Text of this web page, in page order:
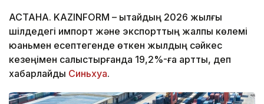
АСТАНА. KAZINFORM – Қытайдың 2026 жылғы
шілдедегі импорт және экспорттың жалпы көлемі
юаньмен есептегенде өткен жылдың сәйкес
кезеңімен салыстырғанда 19,2%-ға артты, деп
хабарлайды Синьхуа.